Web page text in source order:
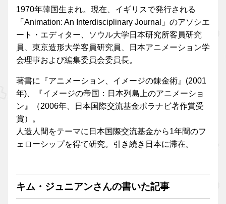
1970年韓国生まれ。現在、イギリスで発行される
「Animation: An Interdisciplinary Journal」のアソシエ
ート・エディター、ソウル大学日本研究所客員研究
員、東京造形大学客員研究員、日本アニメーション学
会理事および編集委員会委員長。
著書に『アニメーション、イメージの錬金術』(2001
年)、『イメージの帝国：日本列島上のアニメーショ
ン』（2006年、日本国際交流基金ポラナビ著作賞受
賞）。
人造人間をテーマに日本国際交流基金から1年間のフ
ェローシップを得て研究。引き続き日本に滞在。
キム・ジュニアンさんの書いた記事